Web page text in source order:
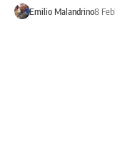
Emilio Malandrino8